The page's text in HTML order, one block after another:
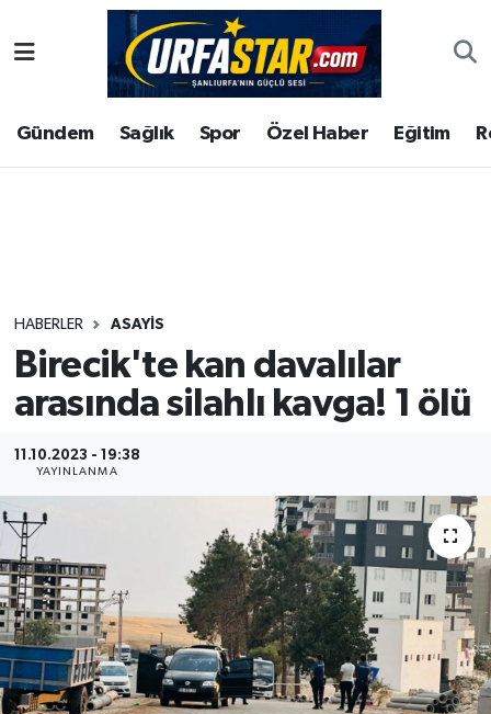
Gündem Sağlık Spor Özel Haber Eğitim
HABERLER ASAYİS
Birecik'te kan davalılar
arasında silahlı kavga! 1 ölü
11.10.2023 - 19:38
YAYINLANMA
ASAYİS
ÇEVRE
Gündem
Kültür
Magazin
Şanlıurfa Nöbetçi Eczaneler
Şanlıurfa Hava Durumu
Tüm Manşetler
Son Dakika Haberleri
Haber Arşivi